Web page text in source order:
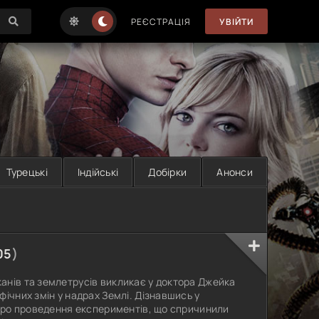
РЕЄСТРАЦІЯ УВІЙТИ
Турецькі Індійські Добірки Анонси
)
та землетрусів викликає у доктора Джейка
змін у надрах Землі. Дізнавшись у
проведення експериментів, що спричинили